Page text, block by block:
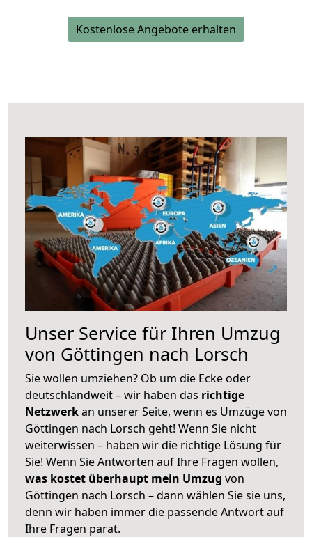
Kostenlose Angebote erhalten
Unser Service für Ihren Umzug
von Göttingen nach Lorsch
Sie wollen umziehen? Ob um die Ecke oder
deutschlandweit – wir haben das richtige
Netzwerkan unserer Seite, wenn es Umzüge von
Göttingen nach Lorsch geht! Wenn Sie nicht
weiterwissen – haben wir die richtige Lösung für
Sie! Wenn Sie Antworten auf Ihre Fragen wollen,
was kostet überhaupt mein Umzug von
Göttingen nach Lorsch – dann wählen Sie sie uns,
denn wir haben immer die passende Antwort auf
Ihre Fragen parat.